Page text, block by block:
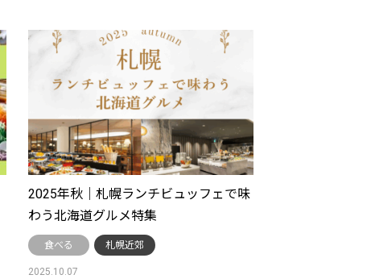
2025年秋｜札幌ランチビュッフェで味
わう北海道グルメ特集
食べる 札幌近郊
2025.10.07